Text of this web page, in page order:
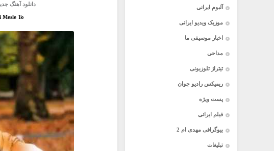
آلبوم ایرانی
موزیک ویدیو ایرانی
اخبار موسیقی ما
مداحی
تیتراژ تلوزیونی
ریمیکس رادیو جوان
پست ویژه
فیلم ایرانی
بیوگرافی مهدی ام 2
تبلیغات
دانلود آهنگ
To